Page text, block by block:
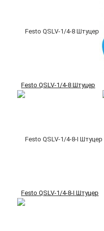
Festo QSLV-1/4-8 Штуцер
Festo QSLV-1/4-8-I Штуцер